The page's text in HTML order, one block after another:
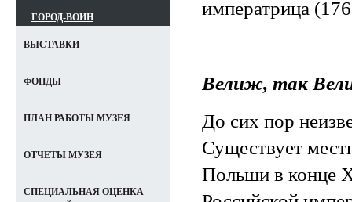
императрица
Велиж, так
До сих пор
Существует
Польши в конце
ГОРОД-ВОИН
ВЫСТАВКИ
ФОНДЫ
ПЛАН РАБОТЫ МУЗЕЯ
ОТЧЕТЫ МУЗЕЯ
СПЕЦИАЛЬНАЯ ОЦЕНКА